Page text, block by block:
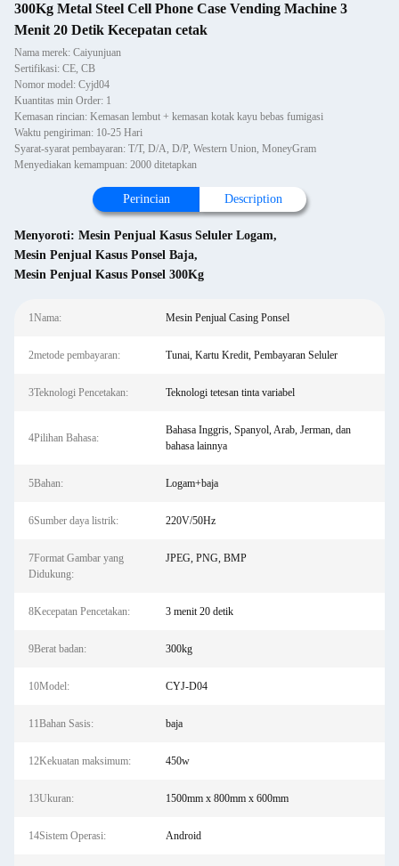
300Kg Metal Steel Cell Phone Case Vending Machine 3
Menit 20 Detik Kecepatan cetak
Nama merek: Caiyunjuan
Sertifikasi: CE, CB
Nomor model: Cyjd04
Kuantitas min Order: 1
Kemasan rincian: Kemasan lembut + kemasan kotak kayu bebas fumigasi
Waktu pengiriman: 10-25 Hari
Syarat-syarat pembayaran: T/T, D/A, D/P, Western Union, MoneyGram
Menyediakan kemampuan: 2000 ditetapkan
Perincian Description
Menyoroti: Mesin Penjual Kasus Seluler Logam,
Mesin Penjual Kasus Ponsel Baja,
Mesin Penjual Kasus Ponsel 300Kg
1Nama: Mesin Penjual Casing Ponsel
2metode pembayaran: Tunai, Kartu Kredit, Pembayaran Seluler
3Teknologi Pencetakan: Teknologi tetesan tinta variabel
4Pilihan Bahasa:
Bahasa Inggris, Spanyol, Arab, Jerman, dan
bahasa lainnya
5Bahan: Logam+baja
6Sumber daya listrik: 220V/50Hz
7Format Gambar yang
Didukung:
JPEG, PNG, BMP
8Kecepatan Pencetakan: 3 menit 20 detik
9Berat badan: 300kg
10Model: CYJ-D04
11Bahan Sasis: baja
12Kekuatan maksimum: 450w
13Ukuran: 1500mm x 800mm x 600mm
14Sistem Operasi: Android